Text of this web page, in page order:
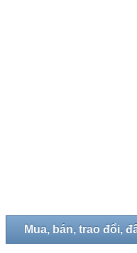
Mua, bán, trao đổi,